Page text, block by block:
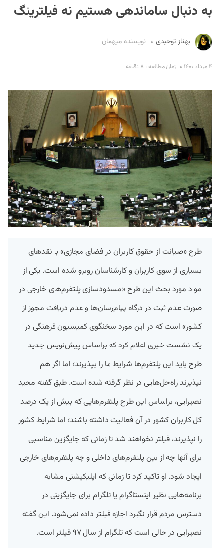
به دنبال ساماندهی هستیم نه فیلترینگ
بهناز توحیدی نویسنده میهمان
۴ مرداد ۱۴۰۰ زمان مطالعه : ۸ دقیقه
طرح «صیانت از حقوق کاربران در فضای مجازی» با نقدهای
بسیاری از سوی کاربران و کارشناسان روبرو شده است. یکی از
مواد مورد بحث این طرح «مسدودسازی پلتفرم‌های خارجی در
صورت عدم ثبت در درگاه پیام‌رسان‌ها و عدم دریافت مجوز از
کشور» است که در این مورد سخنگوی کمیسیون فرهنگی در
یک نشست خبری اعلام کرد که براساس پیش‌نویس جدید
طرح باید این پلتفرم‌ها شرایط ما را بپذیرند؛ اما اگر هم
نپذیرند راه‌حل‌هایی در نظر گرفته شده است. طبق گفته مجید
نصیرایی، براساس این طرح پلتفرم‌هایی که بیش از یک درصد
کل کاربران کشور در آن فعالیت داشته باشند؛ اما شرایط کشور
را نپذیرند، فیلتر نخواهند شد تا زمانی که جایگزین مناسبی
برای آنها چه از بین پلتفرم‌های داخلی و چه پلتفرم‌های خارجی
ایجاد شود. او تاکید کرد تا زمانی که اپلیکیشنی مشابه
برنامه‌هایی نظیر اینستاگرام یا تلگرام برای جایگزینی در
دسترس مردم قرار نگیرد اجازه فیلتر داده نمی‌شود. این گفته
نصیرایی در حالی است که تلگرام از سال ۹۷ فیلتر است.